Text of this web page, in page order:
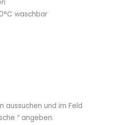
waschbar
und im Feld
“ angeben.